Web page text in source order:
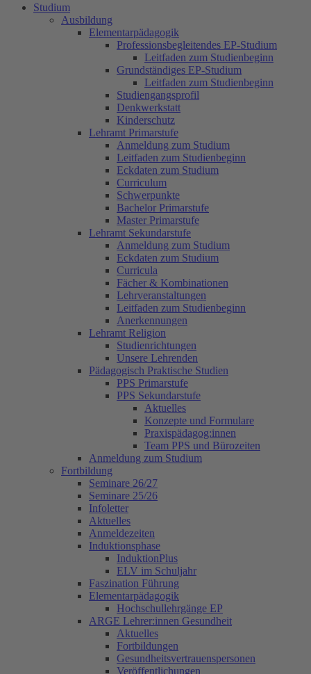
Studium
Ausbildung
Elementarpädagogik
Professionsbegleitendes EP-Studium
Leitfaden zum Studienbeginn
Grundständiges EP-Studium
Leitfaden zum Studienbeginn
Studiengangsprofil
Denkwerkstatt
Kinderschutz
Lehramt Primarstufe
Anmeldung zum Studium
Leitfaden zum Studienbeginn
Eckdaten zum Studium
Curriculum
Schwerpunkte
Bachelor Primarstufe
Master Primarstufe
Lehramt Sekundarstufe
Anmeldung zum Studium
Eckdaten zum Studium
Curricula
Fächer & Kombinationen
Lehrveranstaltungen
Leitfaden zum Studienbeginn
Anerkennungen
Lehramt Religion
Studienrichtungen
Unsere Lehrenden
Pädagogisch Praktische Studien
PPS Primarstufe
PPS Sekundarstufe
Aktuelles
Konzepte und Formulare
Praxispädagog:innen
Team PPS und Bürozeiten
Anmeldung zum Studium
Fortbildung
Seminare 26/27
Seminare 25/26
Infoletter
Aktuelles
Anmeldezeiten
Induktionsphase
InduktionPlus
ELV im Schuljahr
Faszination Führung
Elementarpädagogik
Hochschullehrgänge EP
ARGE Lehrer:innen Gesundheit
Aktuelles
Fortbildungen
Gesundheitsvertrauenspersonen
Veröffentlichungen